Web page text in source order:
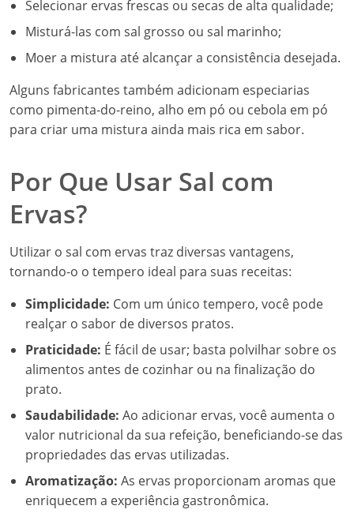
Selecionar ervas frescas ou secas de alta qualidade;
Misturá-las com sal grosso ou sal marinho;
Moer a mistura até alcançar a consistência desejada.
Alguns fabricantes também adicionam especiarias
como pimenta-do-reino, alho em pó ou cebola em pó
para criar uma mistura ainda mais rica em sabor.
Por Que Usar Sal com
Ervas?
Utilizar o sal com ervas traz diversas vantagens,
tornando-o o tempero ideal para suas receitas:
Simplicidade: Com um único tempero, você pode
realçar o sabor de diversos pratos.
Praticidade: É fácil de usar; basta polvilhar sobre os
alimentos antes de cozinhar ou na finalização do
prato.
Saudabilidade: Ao adicionar ervas, você aumenta o
valor nutricional da sua refeição, beneficiando-se das
propriedades das ervas utilizadas.
Aromatização: As ervas proporcionam aromas que
enriquecem a experiência gastronômica.